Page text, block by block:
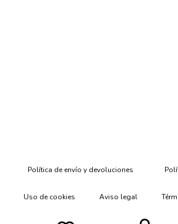
Política de envío y devoluciones
Uso de cookies Aviso legal